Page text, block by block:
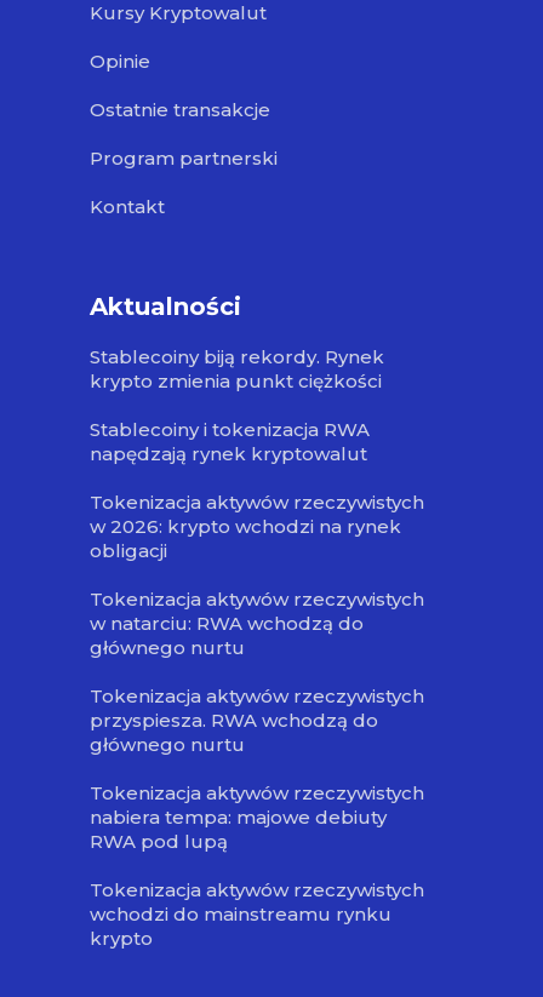
Kursy Kryptowalut
Opinie
Ostatnie transakcje
Program partnerski
Kontakt
Aktualności
Stablecoiny biją rekordy. Rynek
krypto zmienia punkt ciężkości
Stablecoiny i tokenizacja RWA
napędzają rynek kryptowalut
Tokenizacja aktywów rzeczywistych
w 2026: krypto wchodzi na rynek
obligacji
Tokenizacja aktywów rzeczywistych
w natarciu: RWA wchodzą do
głównego nurtu
Tokenizacja aktywów rzeczywistych
przyspiesza. RWA wchodzą do
głównego nurtu
Tokenizacja aktywów rzeczywistych
nabiera tempa: majowe debiuty
RWA pod lupą
Tokenizacja aktywów rzeczywistych
wchodzi do mainstreamu rynku
krypto